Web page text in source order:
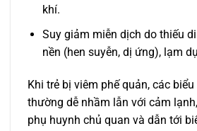
khí.
Suy giảm miễn dịch do thiếu
nền (hen suyễn, dị ứng), lạm
Khi trẻ bị viêm phế quản, các
thường dễ nhầm lẫn với cảm
phụ huynh chủ quan và dẫn tới